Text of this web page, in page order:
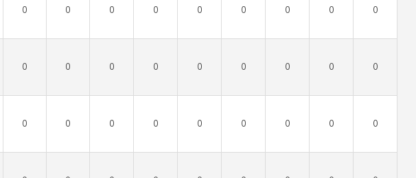
0 0 0 0 0 0 0 0 0
0 0 0 0 0 0 0 0 0
0 0 0 0 0 0 0 0 0